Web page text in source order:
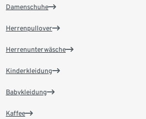
Damenschuhe
Herrenpullover
Herrenunterwäsche
Kinderkleidung
Babykleidung
Kaffee